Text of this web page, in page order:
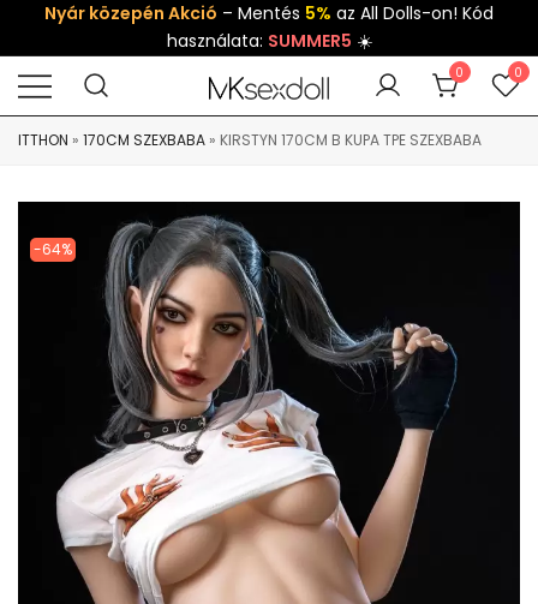
Nyár közepén Akció – Mentés 5% az All Dolls-on! Kód
használata: SUMMER5 ☀️
0 0
ITTHON » 170CM SZEXBABA » KIRSTYN 170CM B KUPA TPE SZEXBABA
-64%